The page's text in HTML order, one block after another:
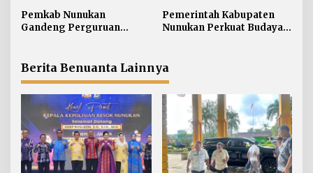
o
Jaga Stabilitas Wilayah
Perbatasan
Pelayanan Kesehatan
Pemkab Nunukan
Gandeng Perguruan
Perbatasan
Pemerintah Kabupaten
Nunukan Perkuat Budaya
Berita Benuanta Lainnya